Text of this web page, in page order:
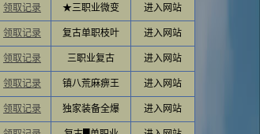
领取记录 ★三职业微变 进入网站
领取记录 复古单职枝叶 进入网站
领取记录 三职业复古 进入网站
领取记录 镇八荒麻痹王 进入网站
领取记录 独家装备全爆 进入网站